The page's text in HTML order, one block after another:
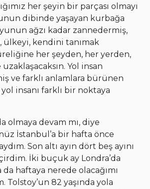
her şeyin bir parçası olmayı
dibinde yaşayan kurbağa
ağzı kadar zannedermiş,
ülkeyi, kendini tanımak
her şeyden, her yerden,
Yol insan
ve farklı anlamlara bürünen
insanı farklı bir noktaya
olmaya devam mı, diye
İstanbul’a bir hafta önce
Son altı ayın dört beş ayını
İki buçuk ay Londra’da
da haftaya nerede olacağımı
Tolstoy’un 82 yaşında yola